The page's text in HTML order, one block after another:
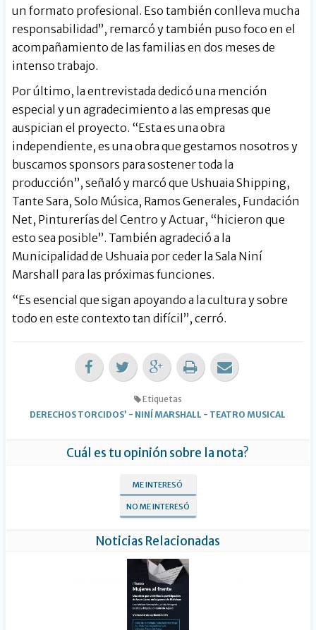
un formato profesional. Eso también conlleva mucha
responsabilidad”, remarcó y también puso foco en el
acompañamiento de las familias en dos meses de
intenso trabajo.
Por último, la entrevistada dedicó una mención
especial y un agradecimiento a las empresas que
auspician el proyecto. “Esta es una obra
independiente, es una obra que gestamos nosotros y
buscamos sponsors para sostener toda la
producción”, señaló y marcó que Ushuaia Shipping,
Tante Sara, Solo Música, Ramos Generales, Fundación
Net, Pinturerías del Centro y Actuar, “hicieron que
esto sea posible”. También agradeció a la
Municipalidad de Ushuaia por ceder la Sala Niní
Marshall para las próximas funciones.
“Es esencial que sigan apoyando a la cultura y sobre
todo en este contexto tan difícil”, cerró.
Etiquetas
DERECHOS TORCIDOS’ - NINÍ MARSHALL - TEATRO MUSICAL
Cuál es tu opinión sobre la nota?
ME INTERESÓ
NO ME INTERESÓ
Noticias Relacionadas